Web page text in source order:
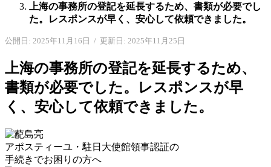
上海の事務所の登記を延長するため、書類が必要でし
た。レスポンスが早く、安心して依頼できました。
公開日: 2025年11月16日 / 更新日: 2025年11月25日
上海の事務所の登記を延長するため、
書類が必要でした。レスポンスが早
く、安心して依頼できました。
アポスティーユ・駐日大使館領事認証の
手続きでお困りの方へ